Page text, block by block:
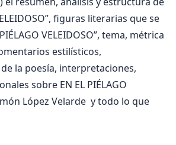
figuras literarias que se
VELEIDOSO”, tema, métrica
estilísticos,
la poesía, interpretaciones,
sobre EN EL PIÉLAGO
López Velarde y todo lo que